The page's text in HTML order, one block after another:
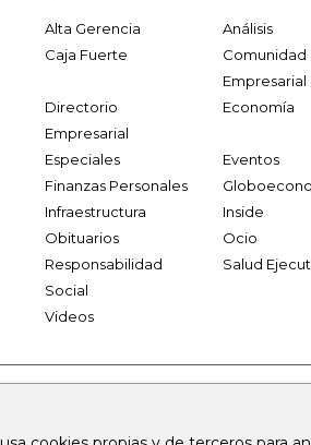
Alta Gerencia
Análisis
Caja Fuerte
Comunidad
Empresarial
Directorio
Empresarial
Economía
Especiales
Eventos
Finanzas Personales
Infraestructura
Inside
Obituarios
Ocio
Responsabilidad
Social
Salud
Videos
firmasdeabogados.com